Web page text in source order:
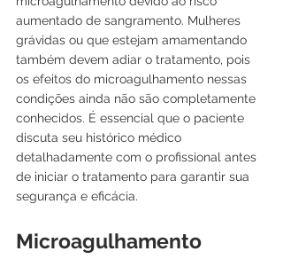
aumentado de sangramento. Mulheres
grávidas ou que estejam amamentando
também devem adiar o tratamento, pois
os efeitos do microagulhamento nessas
condições ainda não são completamente
conhecidos. É essencial que o paciente
discuta seu histórico médico
detalhadamente com o profissional antes
de iniciar o tratamento para garantir sua
segurança e eficácia.
Microagulhamento